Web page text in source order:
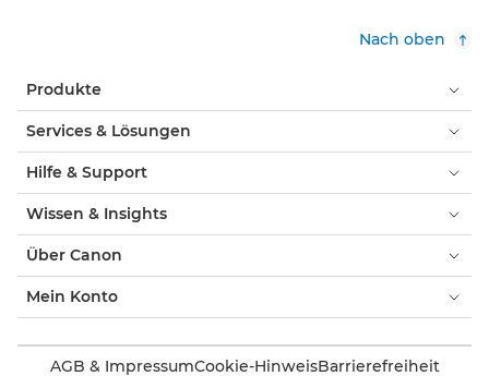
Nach oben
Produkte
Services & Lösungen
Hilfe & Support
Wissen & Insights
Über Canon
Mein Konto
AGB & ImpressumCookie-HinweisBarrierefreiheit